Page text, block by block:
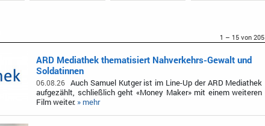
1 – 15 von 205
ARD Mediathek thematisiert Nahverkehrs-Gewalt und
Soldatinnen
06.08.26 Auch Samuel Kutger ist im Line-Up der ARD Mediathek
aufgezählt, schließlich geht «Money Maker» mit einem weiteren
Film weiter. » mehr